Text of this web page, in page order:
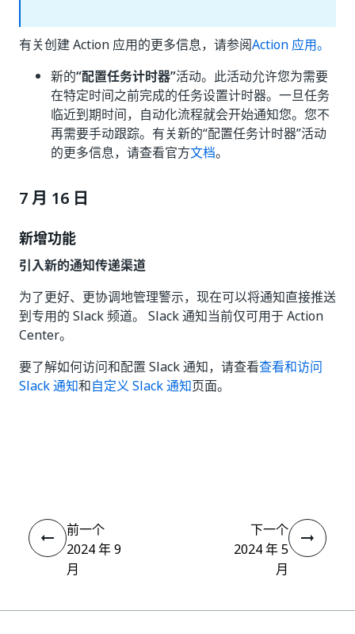
有关创建 Action 应用的更多信息，请参阅Action 应用。
新的“配置任务计时器”活动。此活动允许您为需要
在特定时间之前完成的任务设置计时器。一旦任务
临近到期时间，自动化流程就会开始通知您。您不
再需要手动跟踪。有关新的“配置任务计时器”活动
的更多信息，请查看官方文档。
7 月 16 日
新增功能
引入新的通知传递渠道
为了更好、更协调地管理警示，现在可以将通知直接推送
到专用的 Slack 频道。 Slack 通知当前仅可用于 Action
Center。
要了解如何访问和配置 Slack 通知，请查看查看和访问
Slack 通知和自定义 Slack 通知页面。
前一个
2024 年 9
月
下一个
2024 年 5
月